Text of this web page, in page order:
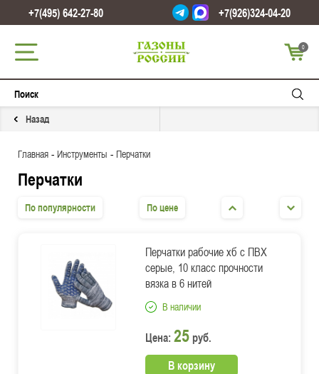
+7(495) 642-27-80 +7(926)324-04-20
0
Назад
Главная - Инструменты - Перчатки
Перчатки
По популярности По цене
Перчатки рабочие хб с ПВХ
серые, 10 класс прочности
вязка в 6 нитей
В наличии
Цена: 25 руб.
В корзину